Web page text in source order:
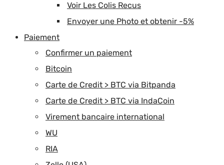
Voir Les Colis Recus
Envoyer une Photo et obtenir -5%
Paiement
Confirmer un paiement
Bitcoin
Carte de Credit > BTC via Bitpanda
Carte de Credit > BTC via IndaCoin
Virement bancaire international
WU
RIA